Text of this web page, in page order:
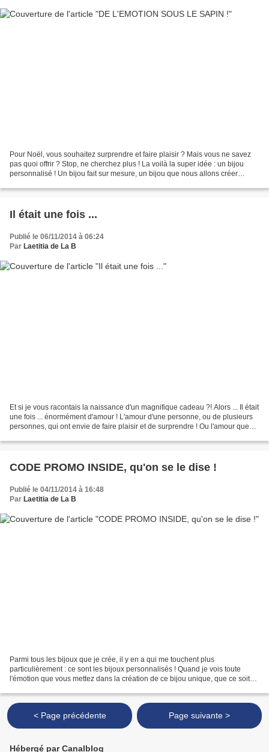
Pour Noël, vous souhaitez surprendre et faire plaisir ? Mais vous ne savez
pas quoi offrir ? Stop, ne cherchez plus ! La voilà la super idée : un bijou
personnalisé ! Un bijou fait sur mesure, un bijou que nous allons créer
Il était une fois ...
Publié le 06/11/2014 à 06:24
Par Laetitia de La B
Et si je vous racontais la naissance d'un magnifique cadeau ?! Alors ... Il était
une fois ... énormément d'amour ! L'amour d'une personne, ou de plusieurs
personnes, qui ont envie de faire plaisir et de surprendre ! Ou l'amour que
CODE PROMO INSIDE, qu'on se le dise !
Publié le 04/11/2014 à 16:48
Par Laetitia de La B
Parmi tous les bijoux que je crée, il y en a qui me touchent plus
particulièrement : ce sont les bijoux personnalisés ! Quand je vois toute
l'émotion que vous mettez dans la création de ce bijou unique, que ce soit
< Page précédente Page suivante >
Hébergé par Canalblog